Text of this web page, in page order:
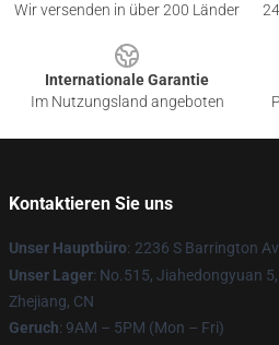
Wir versenden in über 200 Länder
Internationale Garantie
Im Nutzungsland angeboten
Kontaktieren Sie uns
Unser Hauptbüro: 2236 S Barrington
Unser Lager: No.515, Jiahedongyuan
Zhejiang, CN
Geruch: 9AM – 5PM (Mon – Fri)